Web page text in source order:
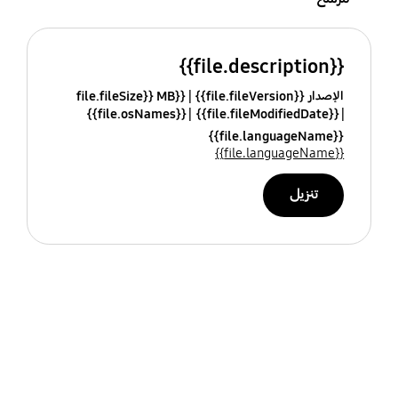
{{file.description}}
الإصدار {{file.fileVersion}}
{{file.fileSize}} MB
{{file.fileModifiedDate}}
{{file.osNames}}
{{file.languageName}}
{{file.languageName}}
تنزيل